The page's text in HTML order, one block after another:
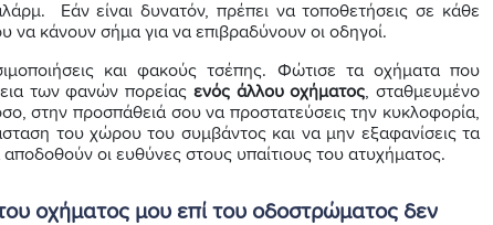
Εάν είναι δυνατόν, πρέπει να τοποθετήσεις σε κάθε
να κάνουν σήμα για να επιβραδύνουν οι οδηγοί.
και φακούς τσέπης. Φώτισε τα οχήματα που
των φανών πορείας ενός άλλου οχήματος , σταθμευμένο
στην προσπάθειά σου να προστατεύσεις την κυκλοφορία,
του χώρου του συμβάντος και να μην εξαφανίσεις τα
οι ευθύνες στους υπαίτιους του ατυχήματος.
οχήματος μου επί του οδοστρώματος δεν